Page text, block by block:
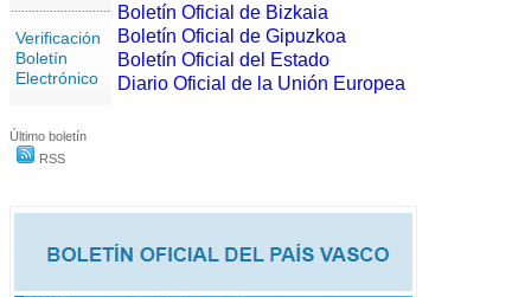
Verificación
Boletín
Electrónico
Último boletín
RSS
Boletín Oficial de Bizkaia
Boletín Oficial de Gipuzkoa
Boletín Oficial del Estado
Diario Oficial de la Unión Europea